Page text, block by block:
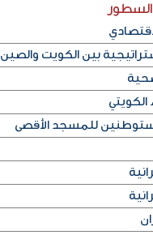
بين الكويت والصين
للمسجد الأقصى